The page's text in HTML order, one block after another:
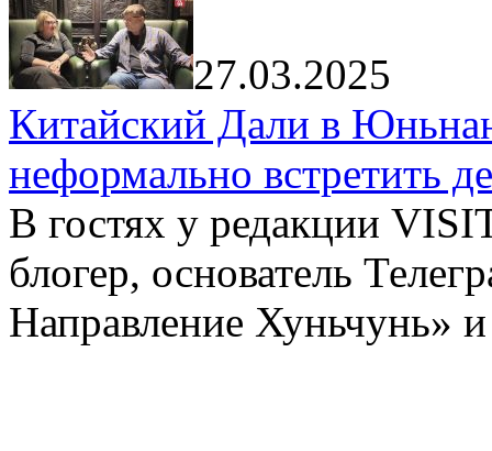
27.03.2025
Китайский Дали в
неформально встретить
В гостях у редакции
блогер, основатель
Направление Хуньчунь»